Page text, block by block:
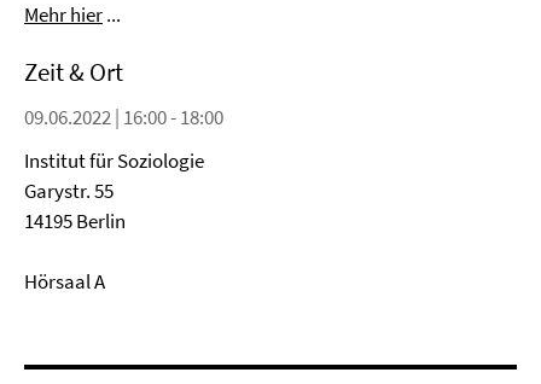
Mehr hier...
Zeit & Ort
09.06.2022 | 16:00 - 18:00
Institut für Soziologie
Garystr. 55
14195 Berlin
Hörsaal A